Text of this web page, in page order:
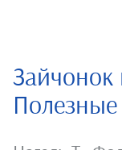
Полезные